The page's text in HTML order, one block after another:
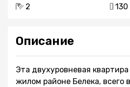
2
130
Описание
Эта двухуровневая
жилом районе Белека, всего